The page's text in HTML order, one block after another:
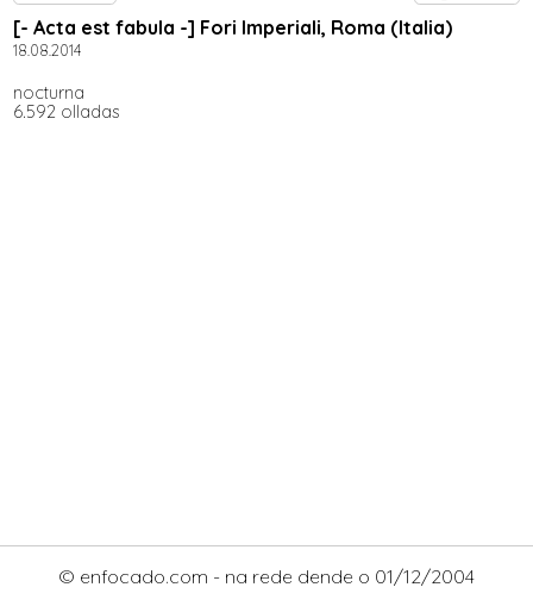
[- Acta est fabula -] Fori Imperiali, Roma (Italia)
18.08.2014
nocturna
6.592 olladas
© enfocado.com - na rede dende o 01/12/2004